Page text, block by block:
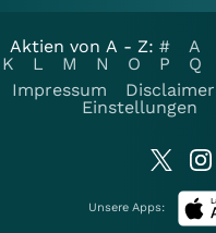
Aktien von A - Z: # A
K
L M N O P Q
Impressum
Disclaimer
Einstellungen
Unsere Apps: